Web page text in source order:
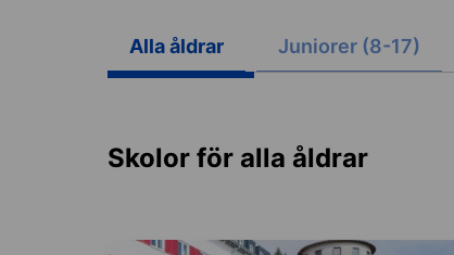
Alla åldrar Juniorer (8-17)
Skolor för alla åldrar